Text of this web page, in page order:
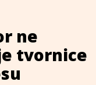
ne
tvornice